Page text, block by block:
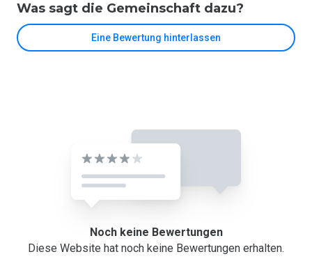
Was sagt die Gemeinschaft dazu?
Eine Bewertung hinterlassen
Noch keine Bewertungen
Diese Website hat noch keine Bewertungen erhalten.